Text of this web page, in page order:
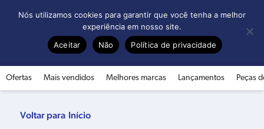
Ofertas Mais vendidos Melhores marcas Lançamentos Peças
Início
Nós utilizamos cookies para garantir que você tenha a melhor
experiência em nosso site.
Aceitar
Não Política de privacidade